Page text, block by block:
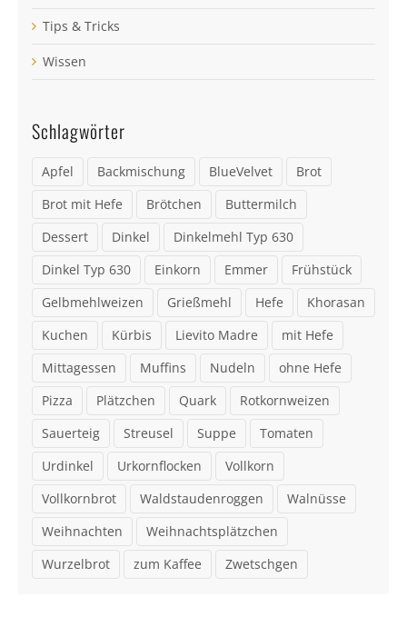
Tips & Tricks
Wissen
Schlagwörter
Apfel Backmischung BlueVelvet
Brot
Brot mit Hefe
Brötchen
Buttermilch
Dessert
Dinkel
Dinkelmehl Typ 630
Dinkel Typ 630
Einkorn Emmer
Frühstück
Gelbmehlweizen
Grießmehl Hefe
Khorasan
Kuchen
Kürbis Lievito Madre
mit Hefe
Mittagessen
Muffins Nudeln
ohne Hefe
Pizza
Plätzchen Quark
Rotkornweizen
Sauerteig
Streusel Suppe
Tomaten
Urdinkel
Urkornflocken
Vollkorn
Vollkornbrot
Waldstaudenroggen
Walnüsse
Weihnachten
Weihnachtsplätzchen
Wurzelbrot
zum Kaffee Zwetschgen